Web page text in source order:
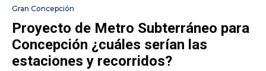
Gran Concepción
Proyecto de Metro Subterráneo para
Concepción ¿cuáles serían las
estaciones y recorridos?